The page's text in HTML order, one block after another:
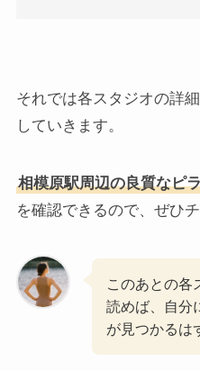
それでは各スタジオの詳
していきます。
相模原駅周辺の良質なピ
を確認できるので、ぜひ
このあとの各
読めば、自分
が見つかるは